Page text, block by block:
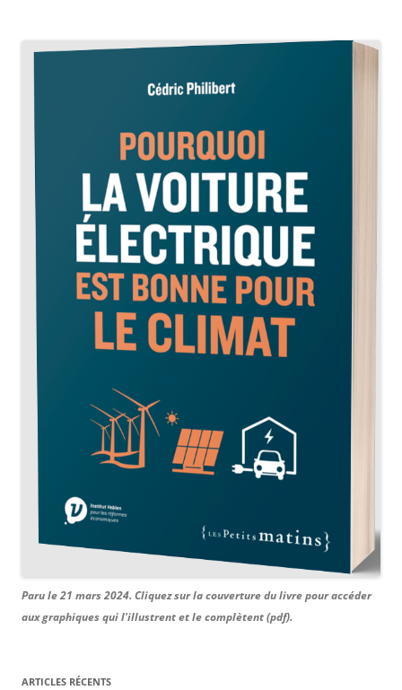
Paru le 21 mars 2024. Cliquez sur la couverture du livre pour accéder
aux graphiques qui l'illustrent et le complètent (pdf).
ARTICLES RÉCENTS